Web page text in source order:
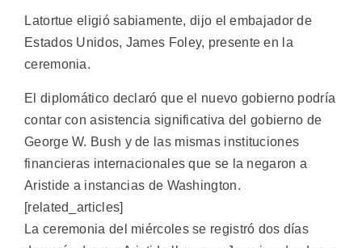
Latortue eligió sabiamente, dijo el embajador de
Estados Unidos, James Foley, presente en la
ceremonia.
El diplomático declaró que el nuevo gobierno podría
contar con asistencia significativa del gobierno de
George W. Bush y de las mismas instituciones
financieras internacionales que se la negaron a
Aristide a instancias de Washington.
[related_articles]
La ceremonia del miércoles se registró dos días